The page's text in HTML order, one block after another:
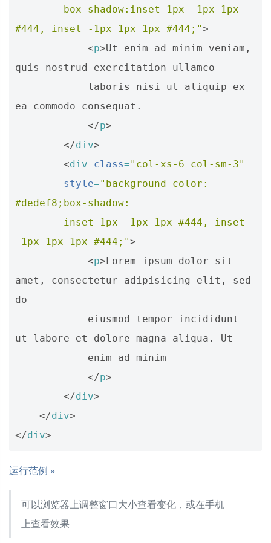
#444, inset -1px 1px 1px #444;">
<p>Ut enim ad minim veniam,
quis nostrud exercitation ullamco
ea commodo consequat.
</p>
</div>
<div class="col-xs-6 col-sm-3"
style="background-color:
#dedef8;box-shadow:
-1px 1px 1px #444;">
<p>Lorem ipsum dolor sit
amet, consectetur adipisicing elit, sed
do
ut labore et dolore magna aliqua. Ut
</p>
</div>
</div>
</div>
运行范例 »
可以浏览器上调整窗口大小查看变化，或在手机
上查看效果